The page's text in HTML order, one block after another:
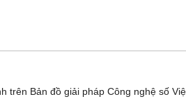
trên Bản đồ giải pháp Công nghệ số